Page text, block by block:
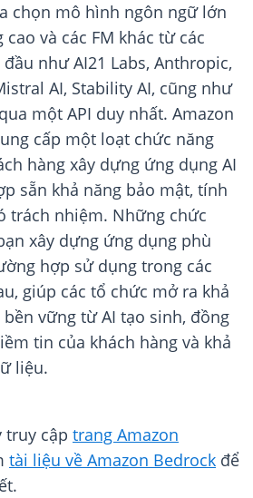
chọn mô hình ngôn ngữ lớn
cao và các FM khác từ các
như AI21 Labs, Anthropic,
AI, Stability AI, cũng như
một API duy nhất. Amazon
cấp một loạt chức năng
hàng xây dựng ứng dụng AI
sẵn khả năng bảo mật, tính
trách nhiệm. Những chức
xây dựng ứng dụng phù
hợp sử dụng trong các
giúp các tổ chức mở ra khả
vững từ AI tạo sinh, đồng
tin của khách hàng và khả
liệu.
truy cập trang Amazon
tài liệu về Amazon Bedrock để